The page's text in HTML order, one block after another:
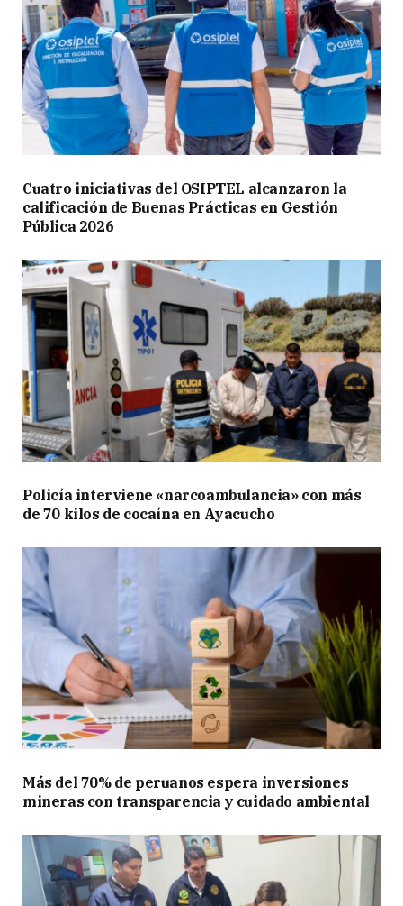
Cuatro iniciativas del OSIPTEL alcanzaron la
calificación de Buenas Prácticas en Gestión
Pública 2026
Policía interviene «narcoambulancia» con más
de 70 kilos de cocaína en Ayacucho
Más del 70% de peruanos espera inversiones
mineras con transparencia y cuidado ambiental